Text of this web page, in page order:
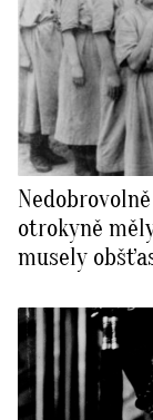
otrokyně
musely